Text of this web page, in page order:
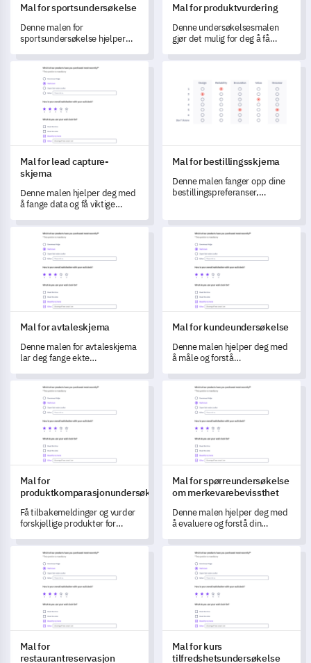
Mal for sportsundersøkelse
Denne malen for
sportsundersøkelse hjelper
tilbakemelding for å forbedre
sportsprogrammene og
tjenestene dine.
Mal for produktvurdering
Denne undersøkelsesmalen
gjør det mulig for deg å få
data om brukeropplevelse og
Mal for lead capture-skjema
Mal for lead capture-
skjema
Denne malen hjelper deg med
å fange data og få viktige
behovene og utfordringene til
publikum.
Mal for bestillingsskjema
Denne malen fanger opp dine
bestillingspreferanser,
strømlinjeforme
bestillingsprosessen.
Mal for avtaleskjema
Mal for avtaleskjema
Denne malen for avtaleskjema
lar deg fange ekte
deg å forstå og forbedre
brukeropplevelsen for
avtalesettjenesten din.
Mal for kundeundersøkelse
Mal for kundeundersøkelse
Denne malen hjelper deg med
å måle og forstå
Mal for produktkomparasjonundersøkelse
Mal for
produktkomparasjonundersøkelse
Få tilbakemeldinger og vurder
forskjellige produkter for
preferanser.
Mal for spørreundersøkelse
Mal for spørreundersøkelse
om merkevarebevissthet
Denne malen hjelper deg med
å evaluere og forstå din
markedet.
Mal for restaurantreservasjon
Mal for
restaurantreservasjon
Mal for kurs
Mal for kurs
tilfredshetsundersøkelse